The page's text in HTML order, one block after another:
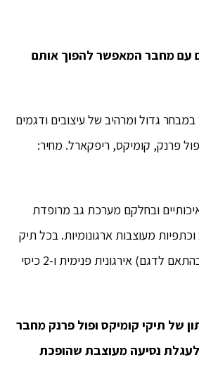
עם מחבר המאפשר להפוך אותם
גדול ומרהיב של עיצובים ודגמים
פול פרנק, קומיקס, ריפקארל. מחיר:
ובחלקם מערכת גב מרופדת
מעוצבות ארגונומיות. בכל תיק
2 או 3 תאים מרכזיים (בהתאם לדגם) אירגונית פנימית ו-2 כיסי
של תיקי קומיקס ופול פרנק מחבר
נסיעה מעוצבת שהופכת